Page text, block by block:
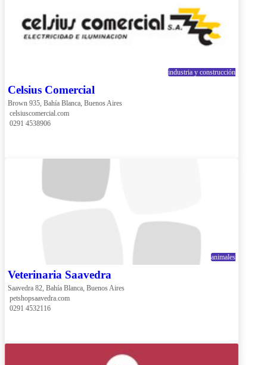
industria y construcción
Celsius Comercial
Brown 935, Bahía Blanca, Buenos Aires
celsiuscomercial.com
0291 4538906
animales
Veterinaria Saavedra
Saavedra 82, Bahía Blanca, Buenos Aires
petshopsaavedra.com
0291 4532116